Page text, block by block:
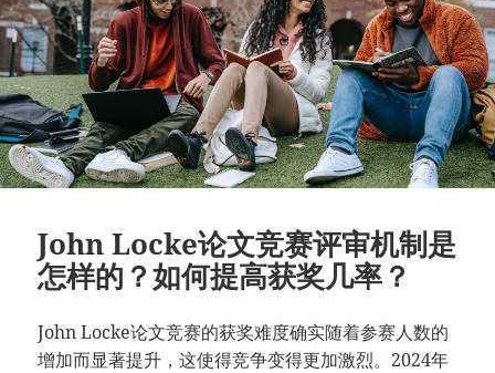
John Locke论文竞赛评审机制是
怎样的？如何提高获奖几率？
John Locke论文竞赛的获奖难度确实随着参赛人数的
增加而显著提升，这使得竞争变得更加激烈。2024年